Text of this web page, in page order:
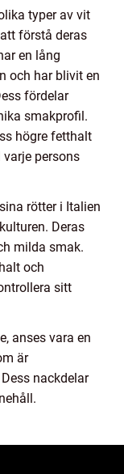
typer av vit
förstå deras
en lång
och har blivit en
fördelar
smakprofil.
högre fetthalt
persons
rötter i Italien
Deras
milda smak.
och
sitt
anses vara en
är
nackdelar